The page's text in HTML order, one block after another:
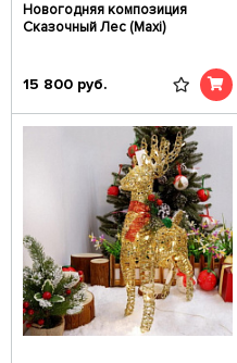
Новогодняя композиция
Сказочный Лес (Maxi)
15 800 руб.